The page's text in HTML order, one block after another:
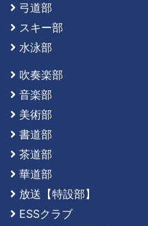
弓道部
スキー部
水泳部
吹奏楽部
音楽部
美術部
書道部
茶道部
華道部
放送【特設部】
ESSクラブ